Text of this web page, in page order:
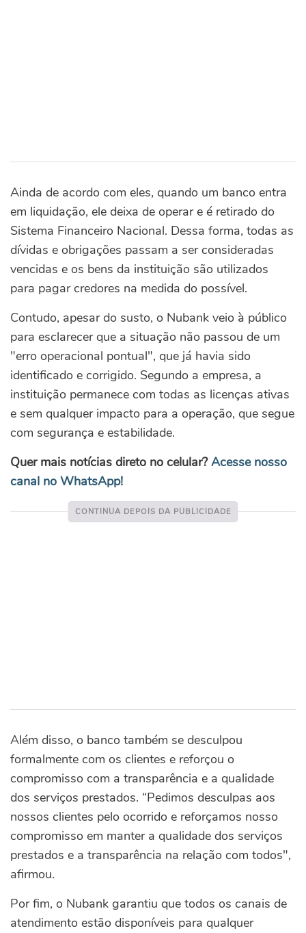
Ainda de acordo com eles, quando um banco entra
em liquidação, ele deixa de operar e é retirado do
Sistema Financeiro Nacional. Dessa forma, todas as
dívidas e obrigações passam a ser consideradas
vencidas e os bens da instituição são utilizados
para pagar credores na medida do possível.
Contudo, apesar do susto, o Nubank veio à público
para esclarecer que a situação não passou de um
"erro operacional pontual", que já havia sido
identificado e corrigido. Segundo a empresa, a
instituição permanece com todas as licenças ativas
e sem qualquer impacto para a operação, que segue
com segurança e estabilidade.
Quer mais notícias direto no celular?Acesse nosso
canal no WhatsApp!
Além disso, o banco também se desculpou
formalmente com os clientes e reforçou o
compromisso com a transparência e a qualidade
dos serviços prestados. “Pedimos desculpas aos
nossos clientes pelo ocorrido e reforçamos nosso
compromisso em manter a qualidade dos serviços
prestados e a transparência na relação com todos",
afirmou.
Por fim, o Nubank garantiu que todos os canais de
atendimento estão disponíveis para qualquer